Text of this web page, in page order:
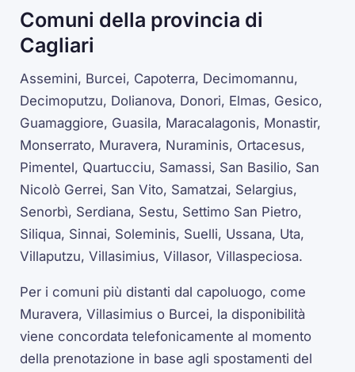
Comuni della provincia di
Cagliari
Assemini, Burcei, Capoterra, Decimomannu,
Decimoputzu, Dolianova, Donori, Elmas, Gesico,
Guamaggiore, Guasila, Maracalagonis, Monastir,
Monserrato, Muravera, Nuraminis, Ortacesus,
Pimentel, Quartucciu, Samassi, San Basilio, San
Nicolò Gerrei, San Vito, Samatzai, Selargius,
Senorbì, Serdiana, Sestu, Settimo San Pietro,
Siliqua, Sinnai, Soleminis, Suelli, Ussana, Uta,
Villaputzu, Villasimius, Villasor, Villaspeciosa.
Per i comuni più distanti dal capoluogo, come
Muravera, Villasimius o Burcei, la disponibilità
viene concordata telefonicamente al momento
della prenotazione in base agli spostamenti del